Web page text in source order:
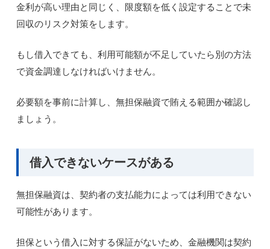
金利が高い理由と同じく、限度額を低く設定することで未
回収のリスク対策をします。
もし借入できても、利用可能額が不足していたら別の方法
で資金調達しなければいけません。
必要額を事前に計算し、無担保融資で賄える範囲か確認し
ましょう。
借入できないケースがある
無担保融資は、契約者の支払能力によっては利用できない
可能性があります。
担保という借入に対する保証がないため、金融機関は契約